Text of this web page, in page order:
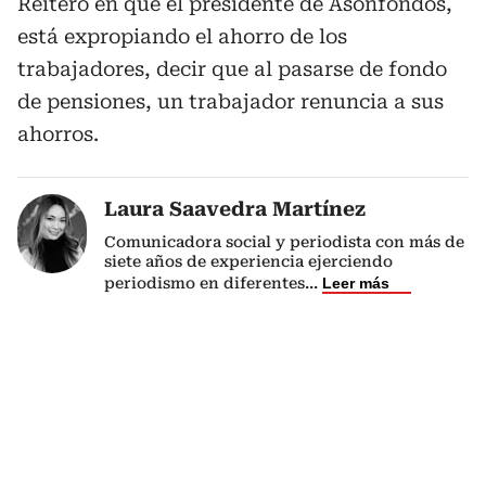
está expropiando el ahorro de los
trabajadores, decir que al pasarse de fondo
de pensiones, un trabajador renuncia a sus
ahorros.
Laura Saavedra Martínez
Comunicadora social y periodista con más de
siete años de experiencia ejerciendo
periodismo en diferentes... Leer más